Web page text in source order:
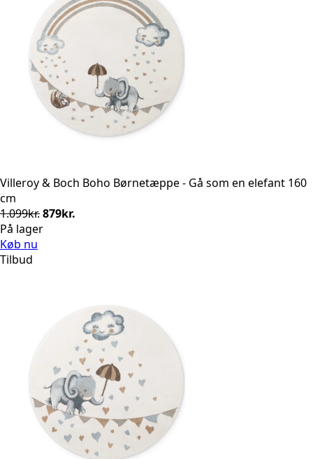
Villeroy & Boch Boho Børnetæppe - Gå som en elefant 160
cm
1.099kr.Den
oprindelige
879kr.
På lager
Køb nu
Tilbud